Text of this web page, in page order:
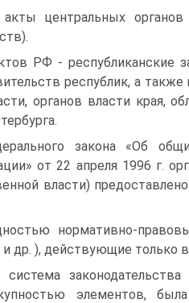
центральных органов
РФ - республиканские
республик, а
органов власти края,
закона «Об
от 22 апреля 1996 г.
власти)
нормативно-
др. ), действующие только
элементов,